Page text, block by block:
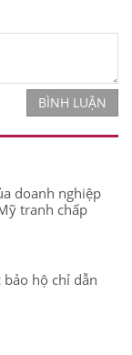
BÌNH LUẬN
doanh nghiệp
tranh chấp
bảo hộ chỉ dẫn